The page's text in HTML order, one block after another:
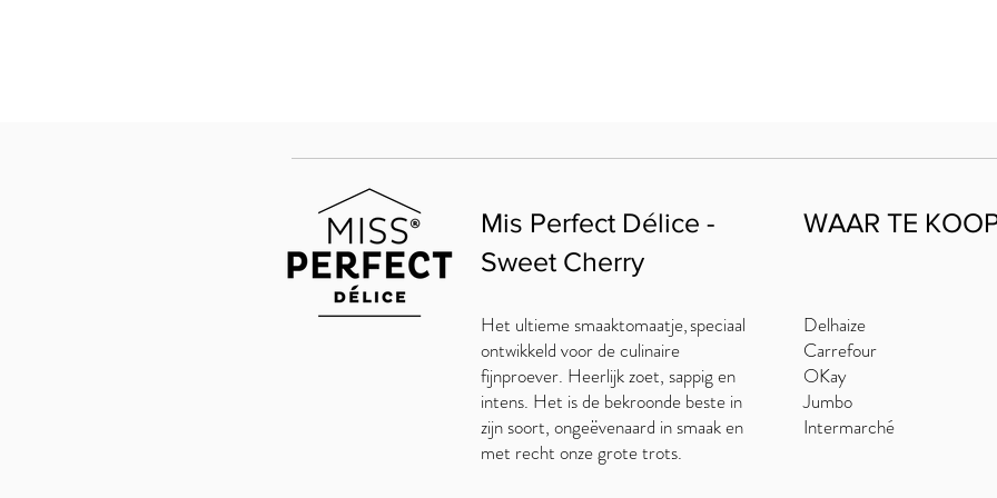
Mis Perfect Délice -
Sweet Cherry
Het ultieme smaaktomaatje, speciaal
ontwikkeld voor de culinaire
fijnproever. Heerlijk zoet, sappig en
intens. Het is de bekroonde beste in
zijn soort, ongeëvenaard in smaak en
met recht onze grote trots.
WAAR TE
Delhaize
Carrefour
OKay
Jumbo
Intermarché